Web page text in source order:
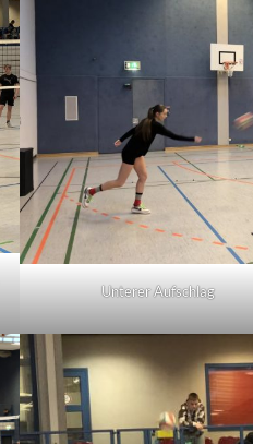
Unterer Aufschlag